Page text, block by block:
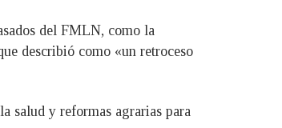
del FMLN, como la
describió como «un retroceso
salud y reformas agrarias para